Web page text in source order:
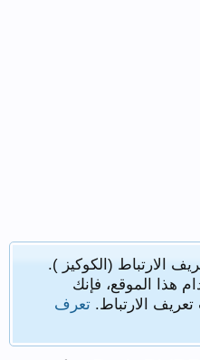
الارتباط (الكوكيز ).
هذا الموقع، فإنك
الارتباط. تعرف